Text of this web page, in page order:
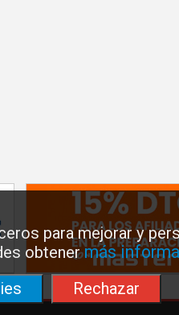
para mejorar y
obtenermás
Rechazar